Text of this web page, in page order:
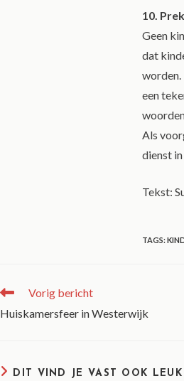
10.
Geen
dat
worden.
een
Als
dienst
Tekst:
TAGS:
Vorig bericht
Huiskamersfeer in Westerwijk
DIT VIND JE VAST OOK LEUK